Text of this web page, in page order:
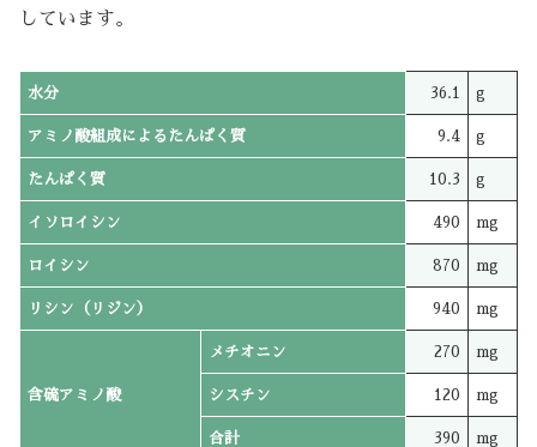
しています。
水分 36.1 g
アミノ酸組成によるたんぱく質 9.4 g
たんぱく質 10.3 g
イソロイシン 490 mg
ロイシン 870 mg
リシン（リジン） 940 mg
含硫アミノ酸
メチオニン 270 mg
シスチン 120 mg
合計 390 mg